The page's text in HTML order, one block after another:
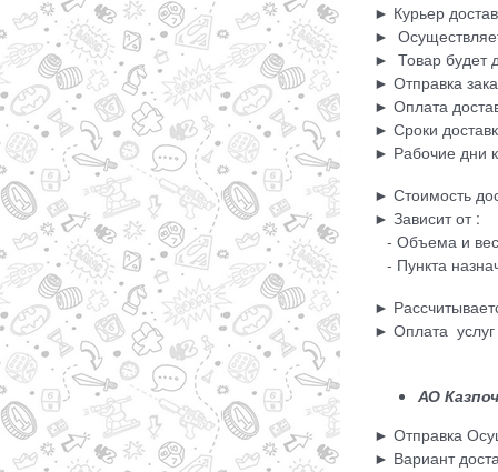
► Курьер
►
► Товар будет
► Отправка
► Оплата
► Сроки
► Рабочие дни
► Стоимость
► Зависит от :
- Объема и
- Пункта
►
► Оплата услуг
АО
► Отправка
► Вариант